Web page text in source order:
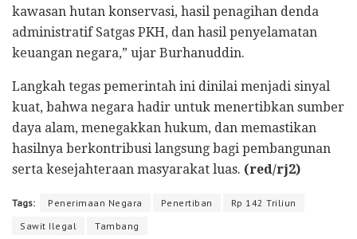
kawasan hutan konservasi, hasil penagihan denda
administratif Satgas PKH, dan hasil penyelamatan
keuangan negara,” ujar Burhanuddin.
Langkah tegas pemerintah ini dinilai menjadi sinyal
kuat, bahwa negara hadir untuk menertibkan sumber
daya alam, menegakkan hukum, dan memastikan
hasilnya berkontribusi langsung bagi pembangunan
serta kesejahteraan masyarakat luas. (red/rj2)
Tags: Penerimaan Negara Penertiban
Rp 142 Triliun
Sawit Ilegal
Tambang